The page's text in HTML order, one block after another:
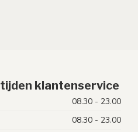
klantenservice
08.30 - 23.00
08.30 - 23.00